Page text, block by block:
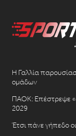
Η Γαλλία
ομάδων
ΠΑΟΚ: Επέστρεψε
2029
Έτσι πάνε γήπεδο